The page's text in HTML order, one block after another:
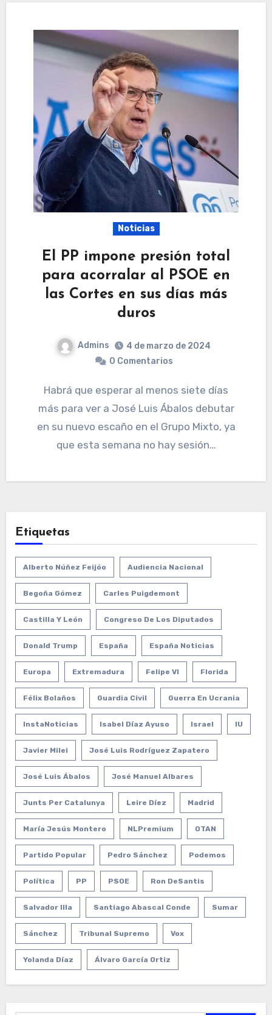
Noticias
El PP impone presión total
para acorralar al PSOE en
las Cortes en sus días más
duros
Admins
4 de marzo de 2024
0 Comentarios
Habrá que esperar al menos siete días
más para ver a José Luis Ábalos debutar
en su nuevo escaño en el Grupo Mixto, ya
que esta semana no hay sesión…
Etiquetas
Alberto Núñez Feijóo Audiencia Nacional
Begoña Gómez Carles Puigdemont
Castilla Y León Congreso De Los Diputados
Donald Trump España España Noticias
Europa Extremadura Felipe VI Florida
Félix Bolaños Guardia Civil Guerra En Ucrania
InstaNoticias Isabel Díaz Ayuso Israel IU
Javier Milei José Luis Rodríguez Zapatero
José Luis Ábalos José Manuel Albares
Junts Per Catalunya Leire Díez Madrid
María Jesús Montero NLPremium OTAN
Partido Popular Pedro Sánchez Podemos
Política PP PSOE Ron DeSantis
Salvador Illa Santiago Abascal Conde Sumar
Sánchez Tribunal Supremo Vox
Yolanda Díaz Álvaro García Ortiz